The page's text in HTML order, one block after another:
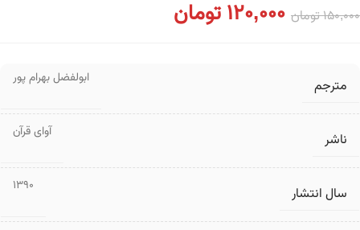
150,000تومان 120,000تومان
مترجم ابولفضل بهرام پور
ناشر آوای قرآن
سال انتشار 1390